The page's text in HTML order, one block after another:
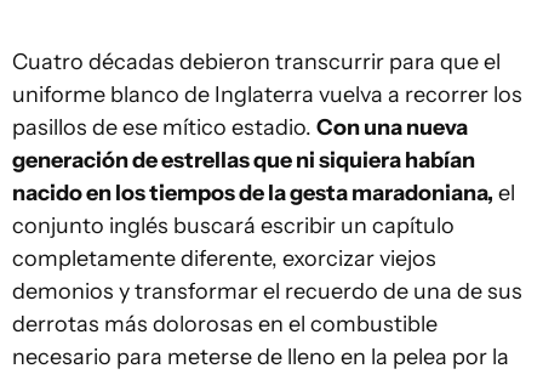
Cuatro décadas debieron transcurrir para que el
uniforme blanco de Inglaterra vuelva a recorrer los
pasillos de ese mítico estadio. Con una nueva
generación de estrellas que ni siquiera habían
nacido en los tiempos de la gesta maradoniana, el
conjunto inglés buscará escribir un capítulo
completamente diferente, exorcizar viejos
demonios y transformar el recuerdo de una de sus
derrotas más dolorosas en el combustible
necesario para meterse de lleno en la pelea por la